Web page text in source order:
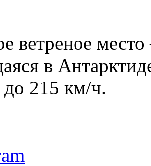
ветреное
в
до 215 км/ч.